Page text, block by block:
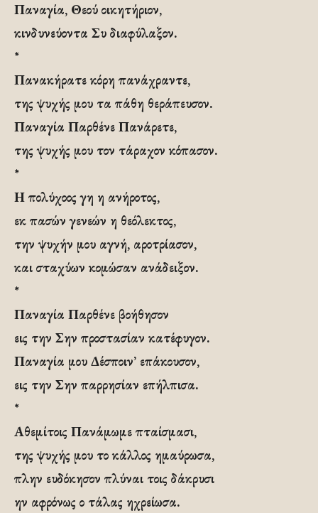
Παναγία, Θεού οικητήριον,
κινδυνεύοντα Συ διαφύλαξον.
*
Πανακήρατε κόρη πανάχραντε,
της ψυχής μου τα πάθη θεράπευσον.
Παναγία Παρθένε Πανάρετε,
της ψυχής μου τον τάραχον κόπασον.
*
Η πολύχοος γη η ανήροτος,
εκ πασών γενεών η θεόλεκτος,
την ψυχήν μου αγνή, αροτρίασον,
και σταχύων κομώσαν ανάδειξον.
*
Παναγία Παρθένε βοήθησον
εις την Σην προστασίαν κατέφυγον.
Παναγία μου Δέσποιν’ επάκουσον,
εις την Σην παρρησίαν επήλπισα.
*
Αθεμίτοις Πανάμωμε πταίσμασι,
της ψυχής μου το κάλλος ημαύρωσα,
πλην ευδόκησον πλύναι τοις δάκρυσι
ην αφρόνως ο τάλας ηχρείωσα.